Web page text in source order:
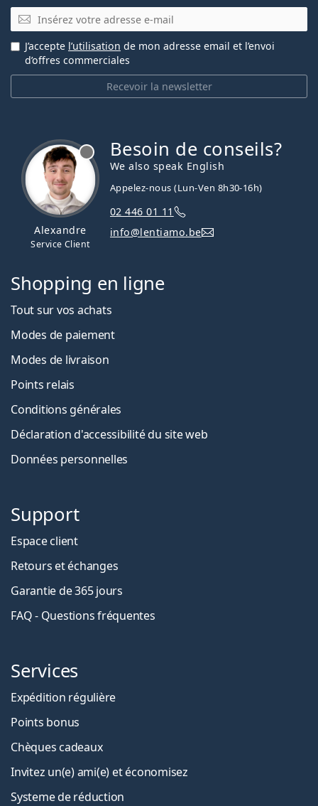
E-mail
Recevoir la newsletter
J’accepte l’utilisation de mon adresse email et l’envoi
d’offres commerciales
Alexandre
Service Client
Besoin de conseils?
We also speak English
Appelez-nous (Lun-Ven 8h30-16h)
02 446 01 11
info@lentiamo.be
Shopping en ligne
Tout sur vos achats
Modes de paiement
Modes de livraison
Points relais
Conditions générales
Déclaration d'accessibilité du site web
Données personnelles
Support
Espace client
Retours et échanges
Garantie de 365 jours
FAQ - Questions fréquentes
Services
Expédition régulière
Points bonus
Chèques cadeaux
Invitez un(e) ami(e) et économisez
Systeme de réduction